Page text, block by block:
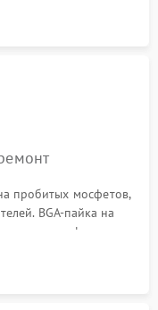
пробитых мосфетов,
BGA-пайка на
графического
Прошивка BIOS